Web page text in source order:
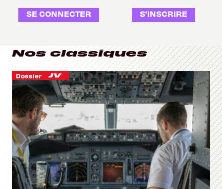
SE CONNECTER S'INSCRIRE
Nos classiques
Dossier